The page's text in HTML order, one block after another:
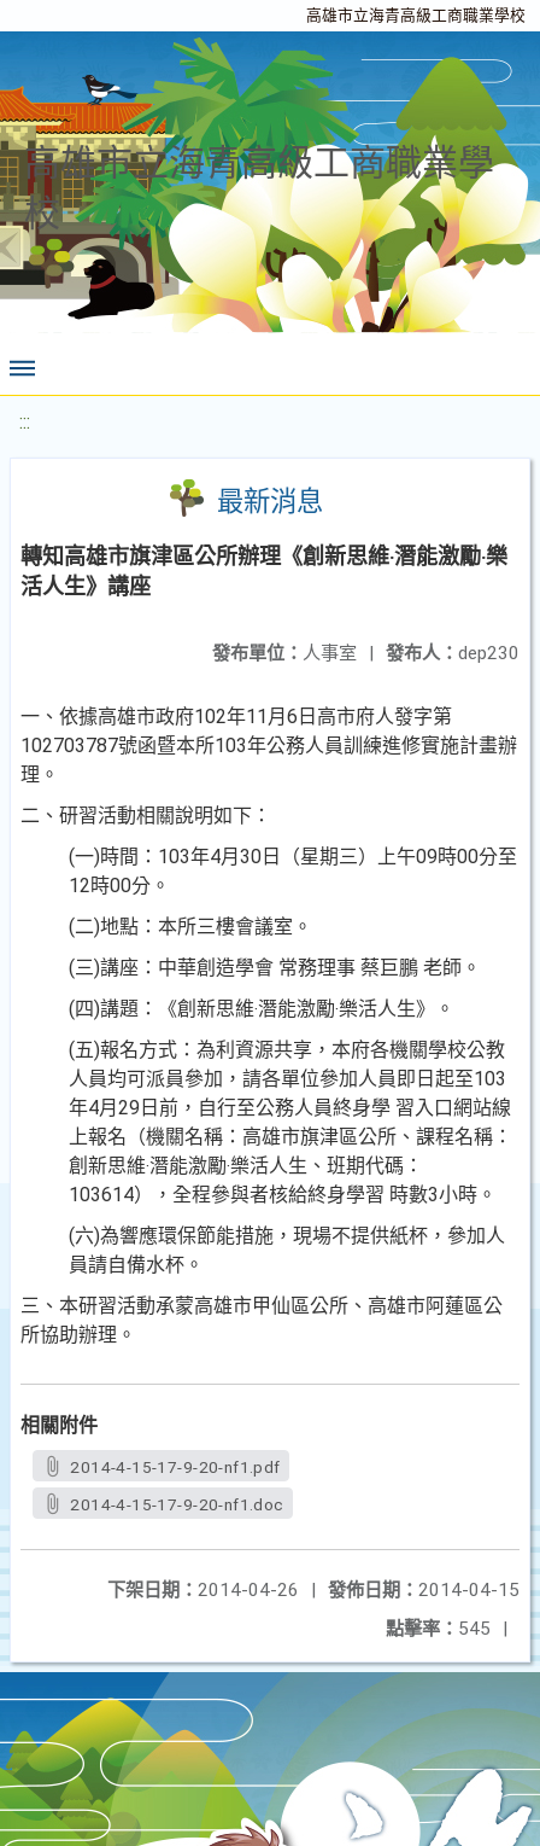
高雄市立海青高級工商職業學校
高雄市立海青高級工商職業學
校
:::
最新消息
轉知高雄市旗津區公所辦理《創新思維‧潛能激勵‧樂
活人生》講座
發布人： dep230
發布單位： 人事室 |
一、依據高雄市政府102年11月6日高市府人發字第
102703787號函暨本所103年公務人員訓練進修實施計畫辦
理。
二、研習活動相關說明如下：
(一)時間：103年4月30日（星期三）上午09時00分至
12時00分。
(二)地點：本所三樓會議室。
(三)講座：中華創造學會 常務理事 蔡巨鵬 老師。
(四)講題：《創新思維‧潛能激勵‧樂活人生》。
(五)報名方式：為利資源共享，本府各機關學校公教
人員均可派員參加，請各單位參加人員即日起至103
年4月29日 前，自行至公務人員終身學 習入口網站線
上報名（機關名稱：高雄市旗津區公所、課程名稱：
創新思維‧潛能激勵‧樂活人生、班期代碼：
103614），全程參與者核給終身學習 時數3小時。
(六)為響應環保節能措施，現場不提供紙杯，參加人
員請自備水杯。
三、本研習活動承蒙高雄市甲仙區公所、高雄市阿蓮區公
所協助辦理。
相關附件
2014-4-15-17-9-20-nf1.pdf
2014-4-15-17-9-20-nf1.doc
發佈日期： 2014-04-15
下架日期： 2014-04-26
|
點擊率： 545 |